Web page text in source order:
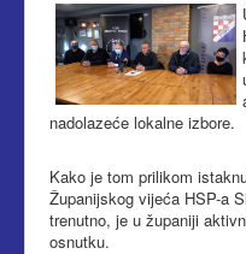
nadolazeće lokalne izbore.
Kako je tom prilikom
Županijskog vijeća HSP-a
trenutno, je u županiji
osnutku.